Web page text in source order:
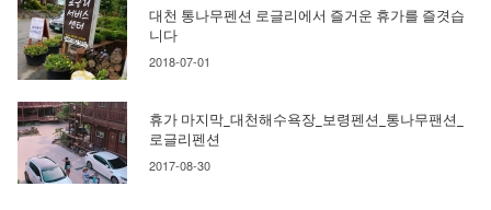
대천 통나무펜션 로글리에서 즐거운 휴가를 즐겻습
니다
2018-07-01
휴가 마지막_대천해수욕장_보령펜션_통나무팬션_
로글리펜션
2017-08-30